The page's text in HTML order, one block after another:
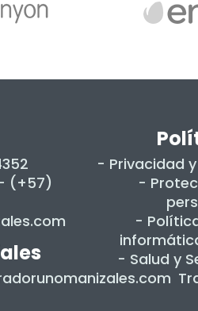
(+57)
- Privacidad
-
-
- Salud y